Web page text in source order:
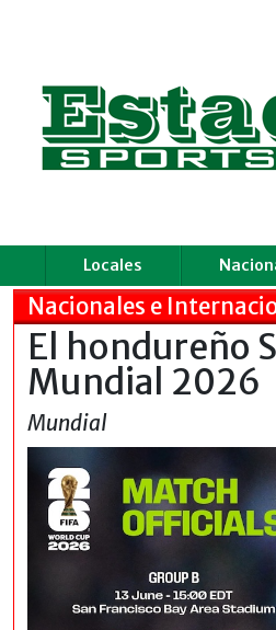
Locales
Nacionales e
El hondureño
Mundial 2026
Mundial